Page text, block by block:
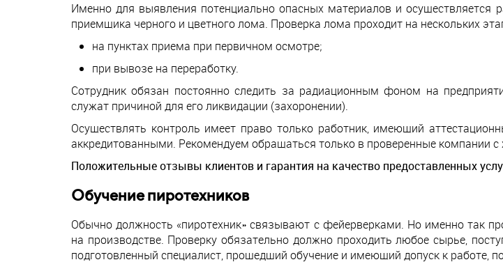
Именно для выявления потенциально опасных материалов и осуществляется
приемщика черного и цветного лома. Проверка лома проходит на нескольких
на пунктах приема при первичном осмотре;
при вывозе на переработку.
Сотрудник обязан постоянно следить за радиационным фоном на
служат причиной для его ликвидации (захоронении).
Осуществлять контроль имеет право только работник, имеющий
аккредитованными. Рекомендуем обращаться только в проверенные компании с
Положительные отзывы клиентов и гарантия на качество предоставленных
Обучение пиротехников
Обычно должность «пиротехник» связывают с фейерверками. Но именно так
на производстве. Проверку обязательно должно проходить любое сырье,
подготовленный специалист, прошедший обучение и имеющий допуск к работе,